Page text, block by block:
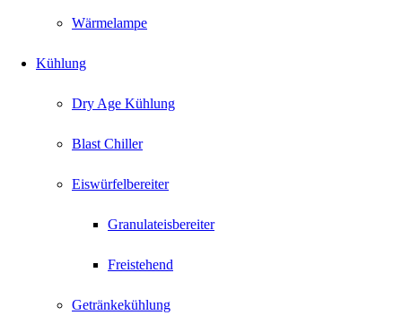
Wärmelampe
Kühlung
Dry Age Kühlung
Blast Chiller
Eiswürfelbereiter
Granulateisbereiter
Freistehend
Getränkekühlung